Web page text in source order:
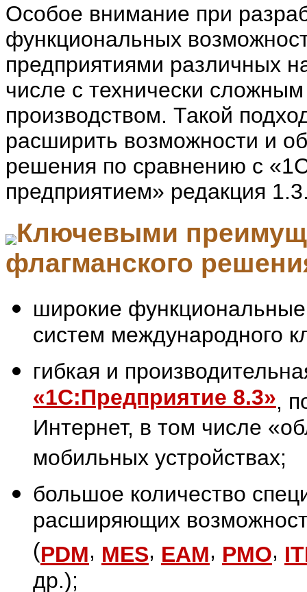
Особое внимание при
функциональных
предприятиями различных
числе с технически
производством. Такой
расширить возможности и
решения по сравнению с
предприятием» редакция
Ключевыми
флагманского
широкие
систем международного
гибкая и
«1С:Предприятие 8.3»,
Интернет, в том числе
мобильных устройствах;
большое количество
расширяющих
(PDM, MES, EAM, PMO,
др.);